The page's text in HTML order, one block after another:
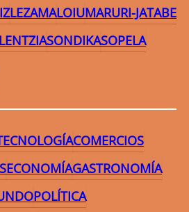
LEZAMALOIUMARURI-JATABE
SONDIKASOPELA
COMERCIOS
ECONOMÍAGASTRONOMÍA
POLÍTICA